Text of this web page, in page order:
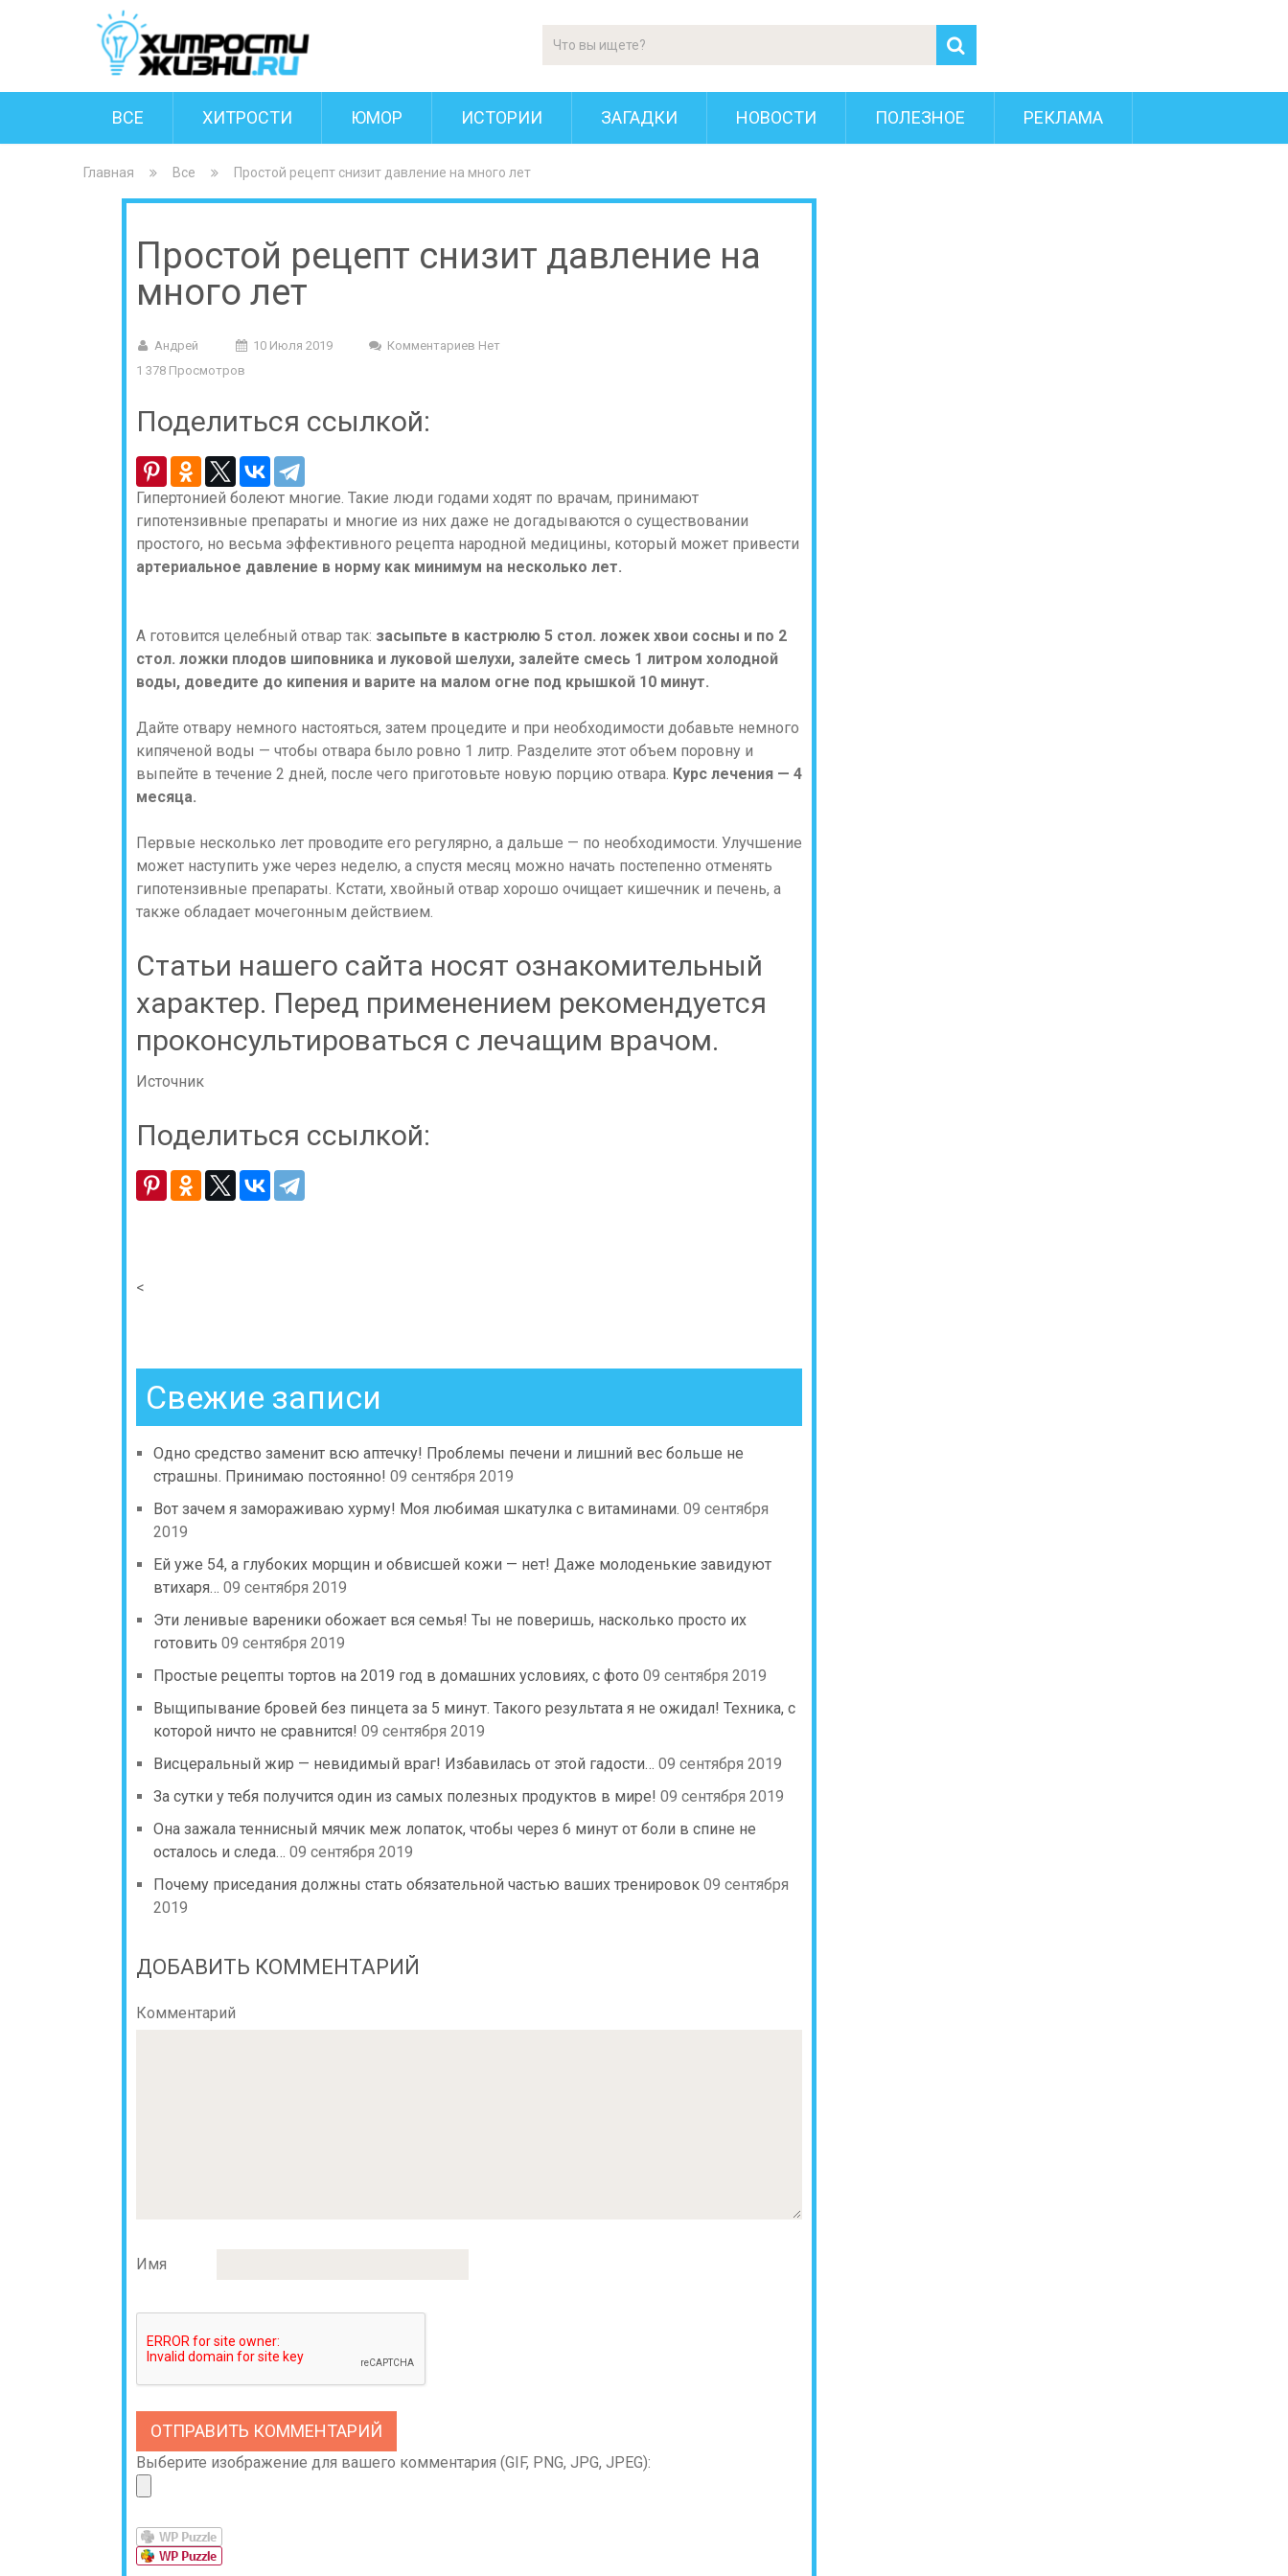
ВСЕ ХИТРОСТИ ЮМОР ИСТОРИИ ЗАГАДКИ НОВОСТИ ПОЛЕЗНОЕ РЕКЛАМА
Главная Все Простой рецепт снизит давление на много лет
Простой рецепт снизит давление на
много лет
Андрей 10 Июля 2019
Комментариев Нет
1 378 Просмотров
Поделиться ссылкой:
Гипертонией болеют многие. Такие люди годами ходят по врачам, принимают
гипотензивные препараты и многие из них даже не догадываются о существовании
простого, но весьма эффективного рецепта народной медицины, который может привести
артериальное давление в норму как минимум на несколько лет.
А готовится целебный отвар так: засыпьте в кастрюлю 5 стол. ложек хвои сосны и по 2
стол. ложки плодов шиповника и луковой шелухи, залейте смесь 1 литром холодной
воды, доведите до кипения и варите на малом огне под крышкой 10 минут.
Дайте отвару немного настояться, затем процедите и при необходимости добавьте немного
кипяченой воды — чтобы отвара было ровно 1 литр. Разделите этот объем поровну и
выпейте в течение 2 дней, после чего приготовьте новую порцию отвара. Курс лечения — 4
месяца.
Первые несколько лет проводите его регулярно, а дальше — по необходимости. Улучшение
может наступить уже через неделю, а спустя месяц можно начать постепенно отменять
гипотензивные препараты. Кстати, хвойный отвар хорошо очищает кишечник и печень, а
также обладает мочегонным действием.
Статьи нашего сайта носят ознакомительный
характер. Перед применением рекомендуется
проконсультироваться с лечащим врачом.
Источник
Поделиться ссылкой:
<
Свежие записи
Одно средство заменит всю аптечку! Проблемы печени и лишний вес больше не
страшны. Принимаю постоянно! 09 сентября 2019
Вот зачем я замораживаю хурму! Моя любимая шкатулка с витаминами. 09 сентября
2019
Ей уже 54, а глубоких морщин и обвисшей кожи — нет! Даже молоденькие завидуют
втихаря… 09 сентября 2019
Эти ленивые вареники обожает вся семья! Ты не поверишь, насколько просто их
готовить 09 сентября 2019
Простые рецепты тортов на 2019 год в домашних условиях, с фото 09 сентября 2019
Выщипывание бровей без пинцета за 5 минут. Такого результата я не ожидал! Техника, с
которой ничто не сравнится! 09 сентября 2019
Висцеральный жир — невидимый враг! Избавилась от этой гадости… 09 сентября 2019
За сутки у тебя получится один из самых полезных продуктов в мире! 09 сентября 2019
Она зажала теннисный мячик меж лопаток, чтобы через 6 минут от боли в спине не
осталось и следа… 09 сентября 2019
Почему приседания должны стать обязательной частью ваших тренировок 09 сентября
2019
ДОБАВИТЬ КОММЕНТАРИЙ
Комментарий
Имя
Выберите изображение для вашего комментария (GIF, PNG, JPG, JPEG):